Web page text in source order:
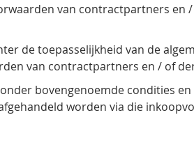
van contractpartners en
de toepasselijkheid van de
van contractpartners en / of
bovengenoemde condities
worden via die